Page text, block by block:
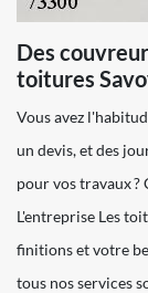
Des
toitures
Vous avez
un devis, et des
pour vos travaux ?
L'entreprise Les
finitions et votre
tous nos services